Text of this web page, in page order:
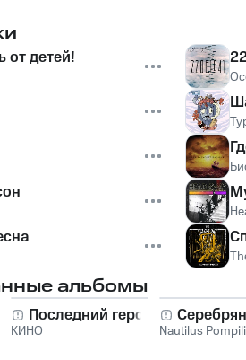
от детей!
альбомы
Последний герой
КИНО Nautilus